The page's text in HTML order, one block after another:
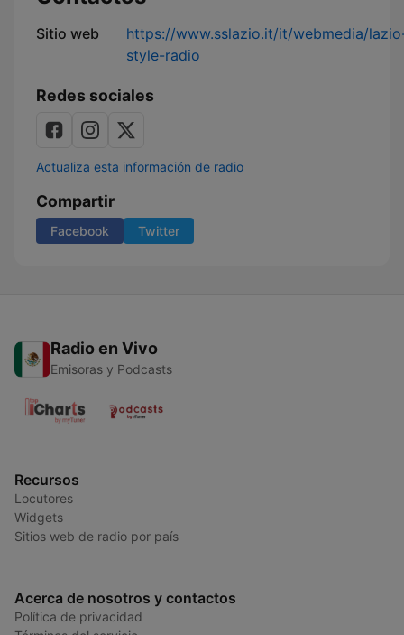
Sitio web
https://www.sslazio.it/it/webmedia/
style-radio
Redes sociales
Actualiza esta información de radio
Compartir
Facebook Twitter
Radio en Vivo
Emisoras y Podcasts
Recursos
Locutores
Widgets
Sitios web de radio por país
Acerca de nosotros y contactos
Política de privacidad